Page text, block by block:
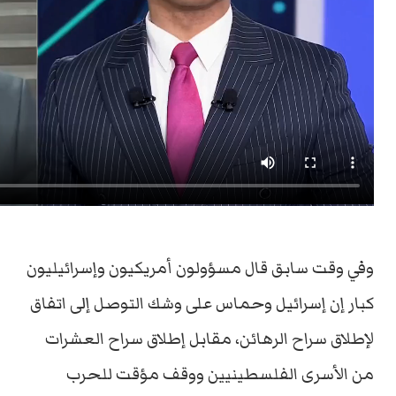
وفي وقت سابق قال مسؤولون أمريكيون وإسرائيليون
كبار إن إسرائيل وحماس على وشك التوصل إلى اتفاق
لإطلاق سراح الرهائن، مقابل إطلاق سراح العشرات
من الأسرى الفلسطينيين ووقف مؤقت للحرب